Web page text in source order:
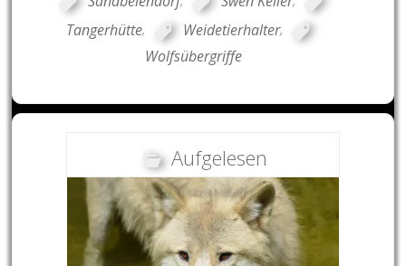
Tangerhütte, Weidetierhalter,
Wolfsübergriffe
Aufgelesen